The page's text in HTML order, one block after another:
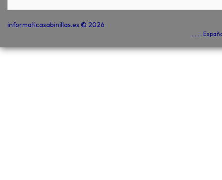
informaticasabinillas.es © 2026
, , , ,